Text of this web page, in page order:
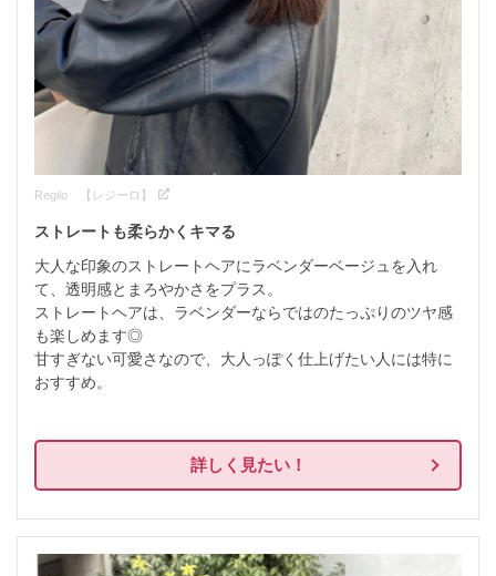
Regilo 【レジーロ】
ストレートも柔らかくキマる
大人な印象のストレートヘアにラベンダーベージュを入れ
て、透明感とまろやかさをプラス。
ストレートヘアは、ラベンダーならではのたっぷりのツヤ感
も楽しめます◎
甘すぎない可愛さなので、大人っぽく仕上げたい人には特に
おすすめ。
詳しく見たい！